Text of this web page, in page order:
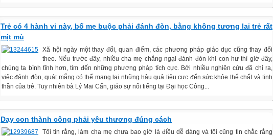
Trẻ có 4 hành vi này, bố mẹ buộc phải đánh đòn, bằng không tương lai trẻ rất
mịt mù
Xã hội ngày một thay đổi, quan điểm, các phương pháp giáo dục cũng thay đổi
theo. Nếu trước đây, nhiều cha mẹ chẳng ngại đánh đòn khi con hư thì giờ đây,
chúng ta bình tĩnh hơn, tìm đến những phương pháp tích cực. Bởi nhiều nghiên cứu đã chỉ ra,
việc đánh đòn, quát mắng có thể mang lại những hậu quả tiêu cực đến sức khỏe thể chất và tinh
thần của trẻ. Tuy nhiên bà Lý Mai Cẩn, giáo sự nổi tiếng tại Đại học Công...
Dạy con thành công phải yêu thương đúng cách
Tôi tin rằng, làm cha mẹ chưa bao giờ là điều dễ dàng và tôi cũng tin chắc rằng